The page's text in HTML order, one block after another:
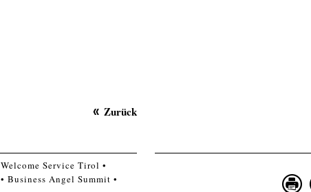
Zurück
Welcome Service Tirol
Business Angel Summit